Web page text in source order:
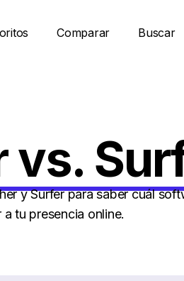
Comparar Buscar
vs.
y Surfer para saber cuál
tu presencia online.